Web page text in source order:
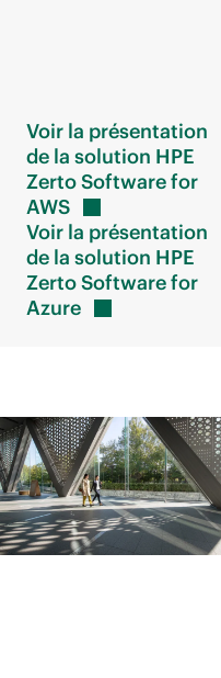
Voir la présentation
de la solution HPE
Zerto Software for
AWS
Voir la présentation
de la solution HPE
Zerto Software for
Azure